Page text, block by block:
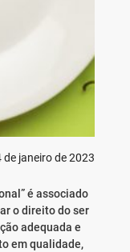
de janeiro de 2023
é associado
o direito do ser
adequada e
em qualidade,